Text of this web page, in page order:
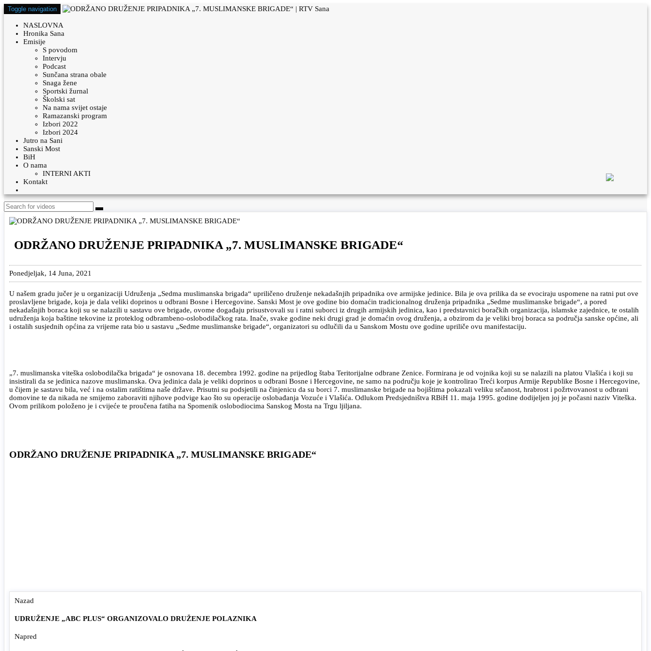
Toggle navigation
NASLOVNA
Hronika Sana
Emisije
S povodom
Intervju
Podcast
Sunčana strana obale
Snaga žene
Sportski žurnal
Školski sat
Na nama svijet ostaje
Ramazanski program
Izbori 2022
Izbori 2024
Jutro na Sani
Sanski Most
BiH
O nama
INTERNI AKTI
Kontakt
ODRŽANO DRUŽENJE PRIPADNIKA „7. MUSLIMANSKE BRIGADE“
Ponedjeljak, 14 Juna, 2021
U našem gradu jučer je u organizaciji Udruženja „Sedma muslimanska brigada“ upriličeno druženje nekadašnjih pripadnika ove armijske jedinice. Bila je ova prilika da se evociraju uspomene na ratni put ove
proslavljene brigade, koja je dala veliki doprinos u odbrani Bosne i Hercegovine. Sanski Most je ove godine bio domaćin tradicionalnog druženja pripadnika „Sedme muslimanske brigade“, a pored
nekadašnjih boraca koji su se nalazili u sastavu ove brigade, ovome događaju prisustvovali su i ratni suborci iz drugih armijskih jedinica, kao i predstavnici boračkih organizacija, islamske zajednice, te ostalih
udruženja koja baštine tekovine iz proteklog odbrambeno-oslobodilačkog rata. Inače, svake godine neki drugi grad je domaćin ovog druženja, a obzirom da je veliki broj boraca sa područja sanske općine, ali
i ostalih susjednih općina za vrijeme rata bio u sastavu „Sedme muslimanske brigade“, organizatori su odlučili da u Sanskom Mostu ove godine upriliče ovu manifestaciju.
„7. muslimanska viteška oslobodilačka brigada“ je osnovana 18. decembra 1992. godine na prijedlog štaba Teritorijalne odbrane Zenice. Formirana je od vojnika koji su se nalazili na platou Vlašića i koji su
insistirali da se jedinica nazove muslimanska. Ova jedinica dala je veliki doprinos u odbrani Bosne i Hercegovine, ne samo na području koje je kontrolirao Treći korpus Armije Republike Bosne i Hercegovine,
u čijem je sastavu bila, već i na ostalim ratištima naše države. Prisutni su podsjetili na činjenicu da su borci 7. muslimanske brigade na bojištima pokazali veliku srčanost, hrabrost i požrtvovanost u odbrani
domovine te da nikada ne smijemo zaboraviti njihove podvige kao što su operacije oslobađanja Vozuće i Vlašića. Odlukom Predsjedništva RBiH 11. maja 1995. godine dodijeljen joj je počasni naziv Viteška.
Ovom prilikom položeno je i cvijeće te proučena fatiha na Spomenik oslobodiocima Sanskog Mosta na Trgu ljiljana.
ODRŽANO DRUŽENJE PRIPADNIKA „7. MUSLIMANSKE BRIGADE“
Nazad
UDRUŽENJE „ABC PLUS“ ORGANIZOVALO DRUŽENJE POLAZNIKA
Napred